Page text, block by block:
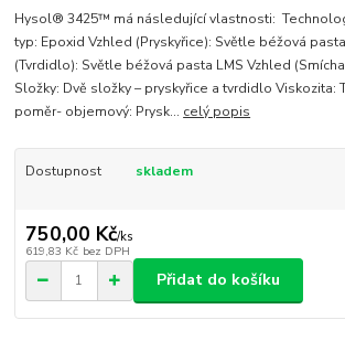
Hysol® 3425™ má následující vlastnosti:
typ: Epoxid Vzhled (Pryskyřice): Světle béžová
(Tvrdidlo): Světle béžová pasta LMS Vzhled
Složky: Dvě složky – pryskyřice a tvrdidlo Viskozita:
poměr- objemový: Prysk... celý popis
Dostupnost skladem
750,00 Kč/ks
619,83 Kč bez DPH
Přidat do košíku